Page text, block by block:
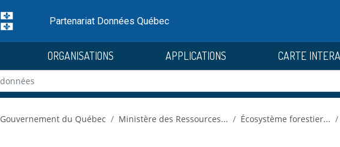
Partenariat Données Québec
ORGANISATIONS APPLICATIONS CARTE
Gouvernement du Québec Ministère des Ressources... Écosystème forestier...